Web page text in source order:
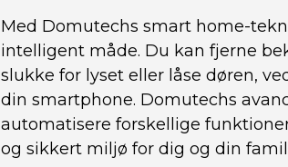
Med Domutechs smart home-
intelligent måde. Du kan fjerne
slukke for lyset eller låse døren,
din smartphone. Domutechs
automatisere forskellige
og sikkert miljø for dig og din